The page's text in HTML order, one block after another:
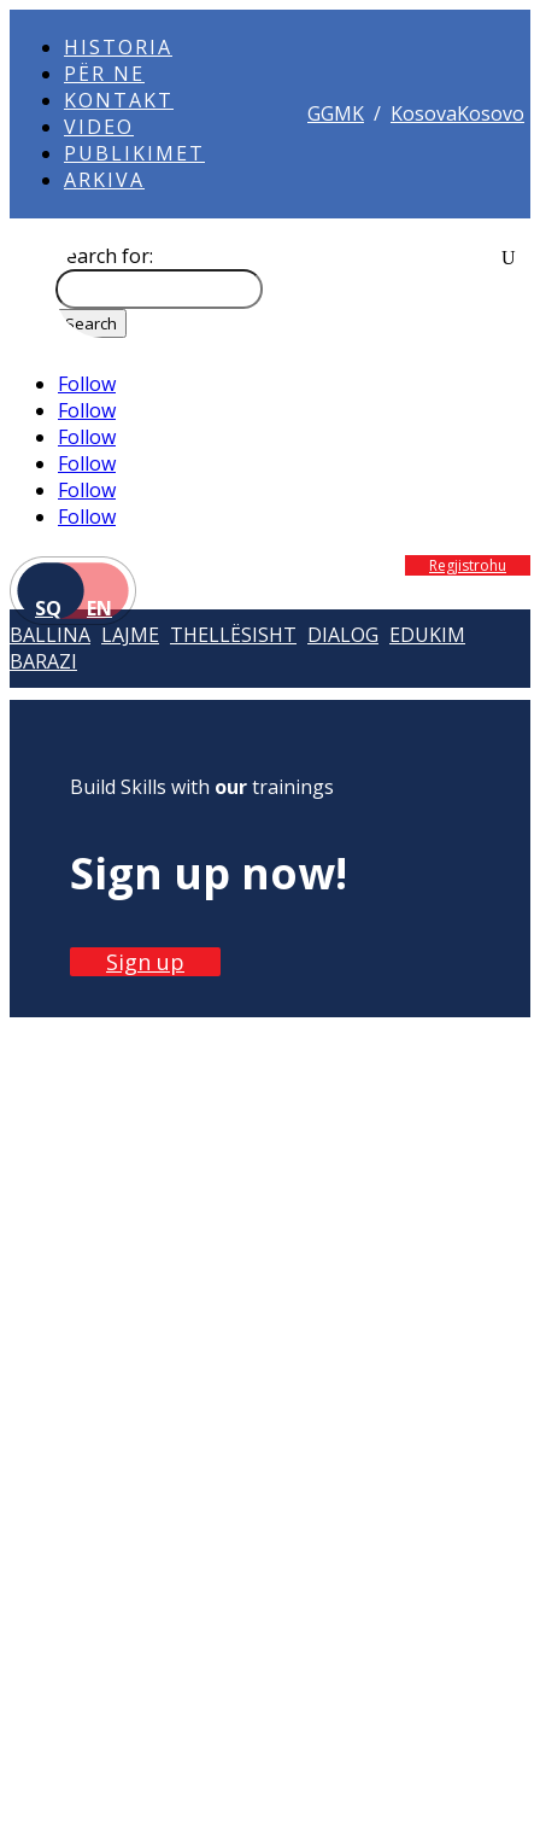
HISTORIA
PËR NE
KONTAKT
VIDEO
PUBLIKIMET
ARKIVA
GGMK / KosovaKosovo
Search for:
Follow
Follow
Follow
Follow
Follow
Follow
SQ EN
Regjistrohu
BALLINA LAJME THELLËSISHT DIALOG EDUKIM
BARAZI
Build Skills with ourtrainings
Sign up now!
Sign up